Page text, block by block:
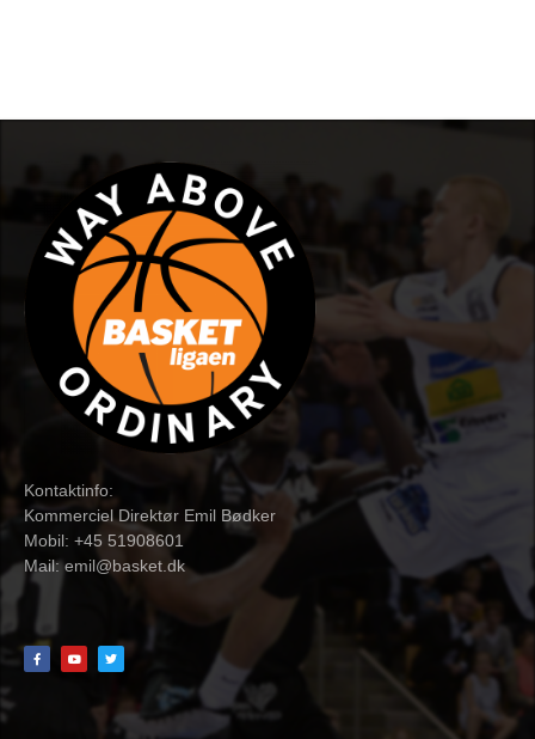
Kontaktinfo:
Kommerciel Direktør Emil Bødker
Mobil: +45 51908601
Mail:emil@basket.dk